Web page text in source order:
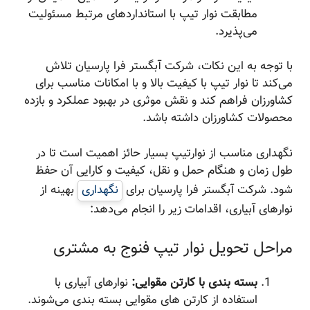
مطابقت نوار تیپ با استانداردهای مرتبط مسئولیت
می‌پذیرد.
با توجه به این نکات، شرکت آبگستر فرا پارسیان تلاش
می‌کند تا نوار تیپ با کیفیت بالا و با امکانات مناسب برای
کشاورزان فراهم کند و نقش موثری در بهبود عملکرد و بازده
محصولات کشاورزان داشته باشد.
نگهداری مناسب از نوارتیپ بسیار حائز اهمیت است تا در
طول زمان و هنگام حمل و نقل، کیفیت و کارایی آن حفظ
شود. شرکت آبگستر فرا پارسیان برای نگهداری بهینه از
نوارهای آبیاری، اقدامات زیر را انجام می‌دهد:
مراحل تحویل نوار تیپ فنوج به مشتری
بسته بندی با کارتن مقوایی:نوارهای آبیاری با
استفاده از کارتن های مقوایی بسته بندی می‌شوند.